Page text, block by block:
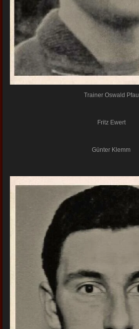
Trainer Oswald Pfau
Fritz Ewert
Günter Klemm